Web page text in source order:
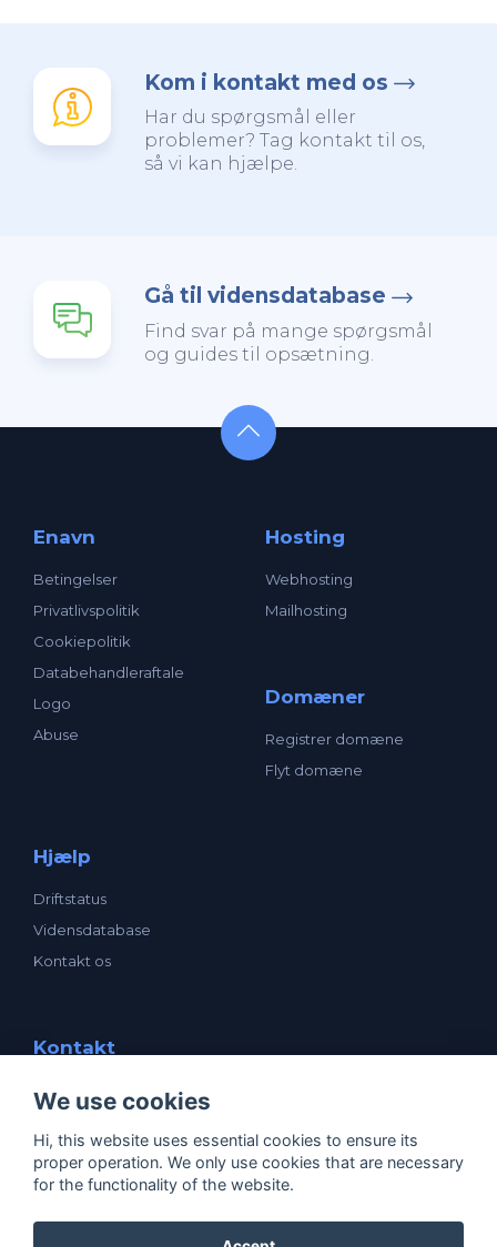
Kom i kontakt med os
Har du spørgsmål eller
problemer? Tag kontakt til os,
så vi kan hjælpe.
Gå til vidensdatabase
Find svar på mange spørgsmål
og guides til opsætning.
Enavn
Betingelser
Privatlivspolitik
Cookiepolitik
Databehandleraftale
Logo
Abuse
Hosting
Webhosting
Mailhosting
Domæner
Registrer domæne
Flyt domæne
Hjælp
Driftstatus
Vidensdatabase
Kontakt os
Kontakt
enavn ApS
Mogensensvej 1
CVR: 25531205
support@enavn.dk
We use cookies
Hi, this website uses essential cookies to ensure its
proper operation. We only use cookies that are necessary
for the functionality of the website.